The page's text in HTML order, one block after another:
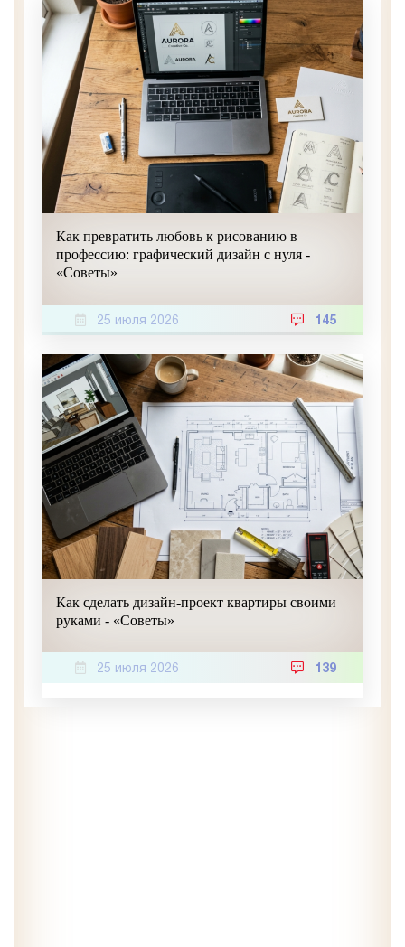
Как превратить любовь к рисованию в
профессию: графический дизайн с нуля -
«Советы»
25 июля 2026 145
Как сделать дизайн-проект квартиры своими
руками - «Советы»
25 июля 2026 139